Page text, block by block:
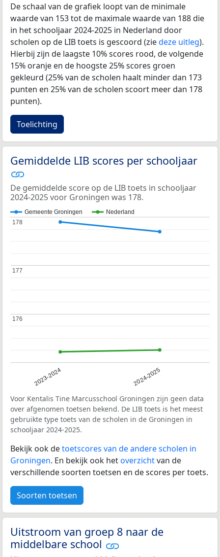
De schaal van de grafiek loopt van de minimale
waarde van 153 tot de maximale waarde van 188 die
in het schooljaar 2024-2025 in Nederland door
scholen op de LIB toets is gescoord (ziedeze uitleg).
Hierbij zijn de laagste 10% scores rood, de volgende
15% oranje en de hoogste 25% scores groen
gekleurd (25% van de scholen haalt minder dan 173
punten en 25% van de scholen scoort meer dan 178
punten).
Toelichting
Gemiddelde LIB scores per schooljaar
De gemiddelde score op de LIB toets in schooljaar
2024-2025 voor Groningen was 178.
Gemeente Groningen Nederland
2023-2024 2024-2025
176
176
177
177
178
178
Voor Kentalis Tine Marcusschool Groningen zijn geen data
over afgenomen toetsen bekend. De LIB toets is het meest
gebruikte type toets van de scholen in de Groningen in
schooljaar 2024-2025.
Bekijk ook detoetscores van de andere scholen in
Groningen. En bekijk ook hetoverzichtvan de
verschillende soorten toetsen en de scores per toets.
Soorten toetsen
Uitstroom van groep 8 naar de
middelbare school